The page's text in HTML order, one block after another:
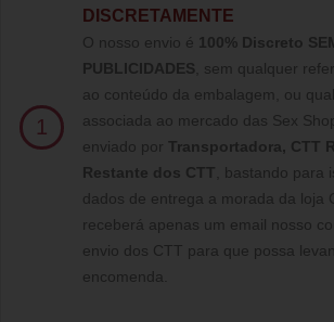
1
DISCRETAMENTE
O nosso envio é 100% Discreto
PUBLICIDADES , sem qualquer
ao conteúdo da embalagem, ou
associada ao mercado das Sex
enviado por Transportadora, CTT
Restante dos CTT , bastando para
dados de entrega a morada da loja
receberá apenas um email nosso
envio dos CTT para que possa
encomenda.